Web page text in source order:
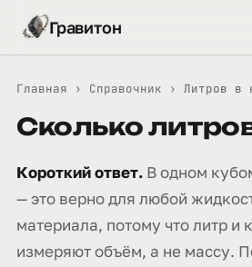
Гравитон
Главная › Справочник › Литров в
Сколько
Короткий ответ. В одном
— это верно для любой
материала, потому что литр и
измеряют объём, а не массу.